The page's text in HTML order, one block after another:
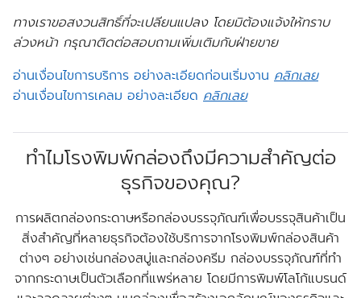
ทางเราขอสงวนสิทธิ์ที่จะเปลียนแปลง โดยมิต้องแจ้งให้ทราบ
ล่วงหน้า กรุณาติดต่อสอบถามเพิ่มเติมกับฝ่ายขาย
อ่านเงื่อนไขการบริการ อย่างละเอียดก่อนเริ่มงาน คลิกเลย
อ่านเงื่อนไขการเคลม อย่างละเอียด คลิกเลย
ทำไมโรงพิมพ์กล่องถึงมีความสำคัญต่อ
ธุรกิจของคุณ?
การผลิตกล่องกระดาษหรือกล่องบรรจุภัณฑ์เพื่อบรรจุสินค้าเป็น
สิ่งสำคัญที่หลายธุรกิจต้องใช้บริการจากโรงพิมพ์กล่องสินค้า
ต่างๆ อย่างเช่นกล่องสบู่และกล่องครีม กล่องบรรจุภัณฑ์ที่ทำ
จากกระดาษเป็นตัวเลือกที่แพร่หลาย โดยมีการพิมพ์โลโก้แบรนด์